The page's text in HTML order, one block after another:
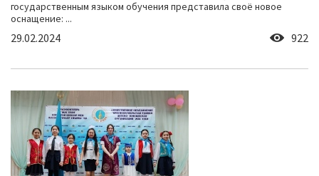
государственным языком обучения представила своё новое
оснащение: ...
29.02.2024 922